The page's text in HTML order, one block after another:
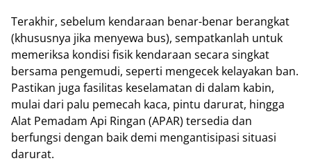
Terakhir, sebelum kendaraan benar-benar berangkat
(khususnya jika menyewa bus), sempatkanlah untuk
memeriksa kondisi fisik kendaraan secara singkat
bersama pengemudi, seperti mengecek kelayakan ban.
Pastikan juga fasilitas keselamatan di dalam kabin,
mulai dari palu pemecah kaca, pintu darurat, hingga
Alat Pemadam Api Ringan (APAR) tersedia dan
berfungsi dengan baik demi mengantisipasi situasi
darurat.